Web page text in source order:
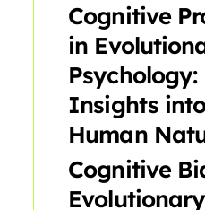
Cognitive
in
Psychology:
Insights
Human
Cognitive
Evolutionary